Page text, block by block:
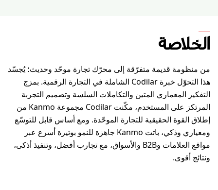
الخلاصة
من منظومة قديمة متفرّقة إلى محرّك تجارة موحّد وحديث؛ يُجسّد
هذا التحوّل خبرة Codilar الشاملة في التجارة الرقمية. بمزج
التفكير المعماري المتين والتكاملات السلسة وتصميم التجربة
المرتكز على المستخدم، مكّنت Codilar مجموعة Kanmo من
إطلاق القوة الحقيقية للتجارة الموحّدة. ومع أساس قابل للتوسّع
ومعياري وذكي، باتت Kanmo جاهزة للنمو بوتيرة أسرع عبر
مواقع العلامات وB2B والأسواق، مع تجارب أفضل، وتنفيذ أذكى،
ونتائج أقوى.